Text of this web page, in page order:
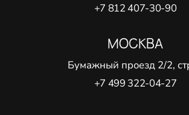
+7 812 407-30-90
МОСКВА
Бумажный проезд 2/2,
+7 499 322-04-27